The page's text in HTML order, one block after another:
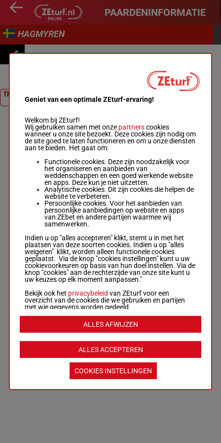
PAARDENINFORMATIE
HAGMYREN
6
TERUG NAAR
RACEGeniet van een optimale ZEturf-ervaring!
Welkom bij ZEturf!
Wij gebruiken samen met onze partnerscookies
wanneer u onze site bezoekt. Deze cookies zijn nodig om
de site goed te laten functioneren en om u onze diensten
aan te bieden. Het gaat om:
Functionele cookies. Deze zijn noodzakelijk voor
het organiseren en aanbieden van
weddenschappen en een goed werkende website
en apps. Deze kun je niet uitzetten.
Analytische cookies. Dit zijn cookies die helpen de
website te verbeteren.
Persoonlijke cookies. Voor het aanbieden van
persoonlijke aanbiedingen op website en apps
van ZEbet en andere partijen waarmee wij
samenwerken.
Indien u op "alles accepteren" klikt, stemt u in met het
plaatsen van deze soorten cookies. Indien u op "alles
weigeren" klikt, worden alleen functionele cookies
geplaatst. Via de knop "cookies instellingen" kunt u uw
cookievoorkeuren op basis van hun doel instellen. Via de
knop "cookies" aan de rechterzijde van onze site kunt u
uw keuzes op elk moment aanpassen."
Bekijk ook het privacybeleid van ZEturf voor een
overzicht van de cookies die we gebruiken en partijen
met wie gegevens worden gedeeld.
ALLES ACCEPTEREN
ALLES AFWIJZEN
COOKIES INSTELLINGEN